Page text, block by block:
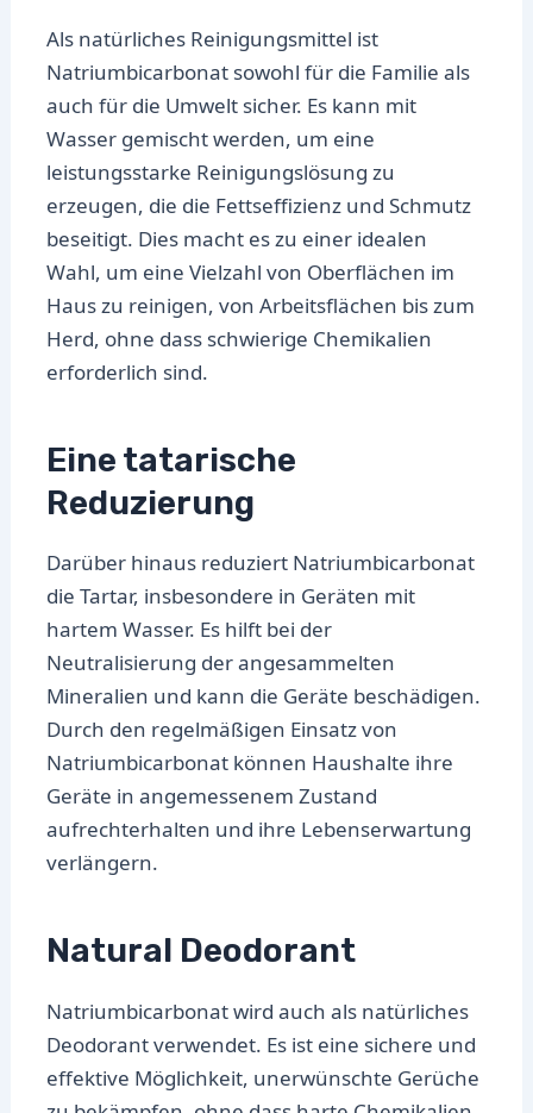
Als natürliches Reinigungsmittel ist
Natriumbicarbonat sowohl für die Familie als
auch für die Umwelt sicher. Es kann mit
Wasser gemischt werden, um eine
leistungsstarke Reinigungslösung zu
erzeugen, die die Fettseffizienz und Schmutz
beseitigt. Dies macht es zu einer idealen
Wahl, um eine Vielzahl von Oberflächen im
Haus zu reinigen, von Arbeitsflächen bis zum
Herd, ohne dass schwierige Chemikalien
erforderlich sind.
Eine tatarische
Reduzierung
Darüber hinaus reduziert Natriumbicarbonat
die Tartar, insbesondere in Geräten mit
hartem Wasser. Es hilft bei der
Neutralisierung der angesammelten
Mineralien und kann die Geräte beschädigen.
Durch den regelmäßigen Einsatz von
Natriumbicarbonat können Haushalte ihre
Geräte in angemessenem Zustand
aufrechterhalten und ihre Lebenserwartung
verlängern.
Natural Deodorant
Natriumbicarbonat wird auch als natürliches
Deodorant verwendet. Es ist eine sichere und
effektive Möglichkeit, unerwünschte Gerüche